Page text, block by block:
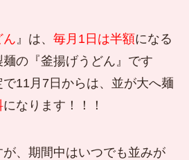
ん 』は、 毎月1日は半額になる
の『釜揚げうどん』です
11月7日からは、並が大へ麺
になります！！！
、期間中はいつでも並みが